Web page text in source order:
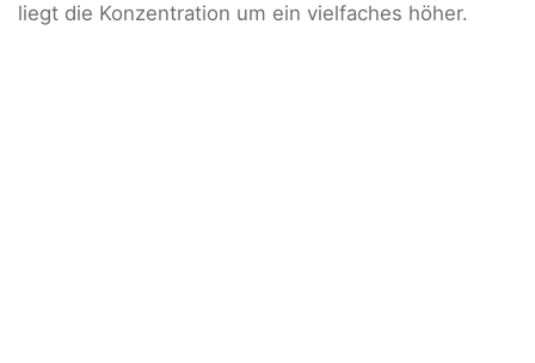
liegt die Konzentration um ein vielfaches höher.